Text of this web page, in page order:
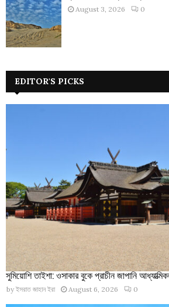
August 3, 2026 0
EDITOR'S PICKS
সুমিয়োশি তাইশা: ওসাকার বুকে প্রাচীন জাপানি
by ইসরাত জাহান ইরা August 6, 2026 0